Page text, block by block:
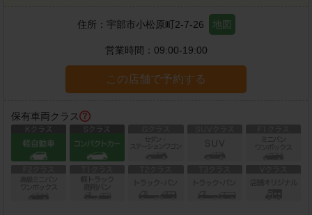
住所： 宇部市小松原町2-7-26 地図
営業時間： 09:00-19:00
この店舗で予約する
保有車両クラス